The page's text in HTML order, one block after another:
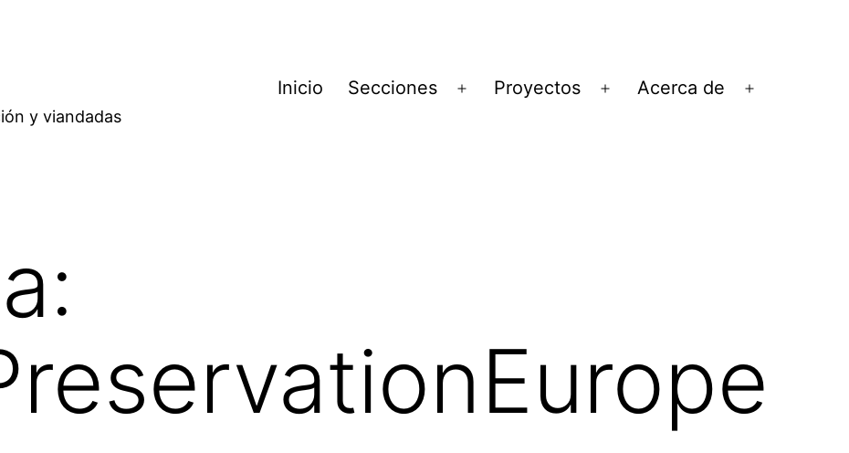
y viandadas
Inicio Secciones
Abrir
Proyectos
Abrir
Acerca de